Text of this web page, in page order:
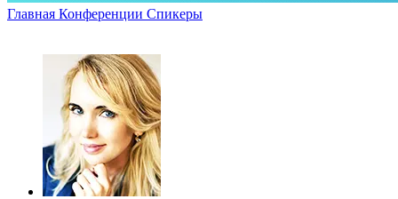
Главная Конференции Спикеры